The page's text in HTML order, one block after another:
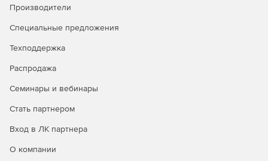
Производители
Специальные предложения
Техподдержка
Распродажа
Семинары и вебинары
Стать партнером
Вход в ЛК партнера
О компании